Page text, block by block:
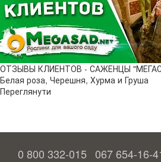
ОТЗЫВЫ КЛИЕНТОВ - САЖЕНЦЫ
Белая роза, Черешня, Хурма и Груша
Переглянути
0 800 332-015 067 654-16-